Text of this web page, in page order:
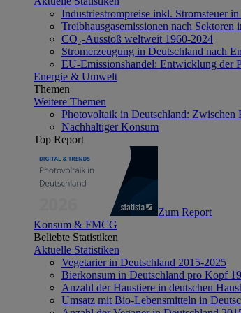
Industriestrompreise inkl. Stromsteuer
Treibhausgasemissionen nach
CO₂-Ausstoß weltweit 1960-2024
Stromerzeugung in Deutschland nach
EU-Emissionshandel: Entwicklung der
Energie & Umwelt
Themen
Weitere Themen
Photovoltaik in Deutschland: Zwischen
Nachhaltiger Konsum
Top Report
Zum Report
Konsum & FMCG
Beliebte Statistiken
Aktuelle Statistiken
Vegetarier in Deutschland 2015-2025
Bierkonsum in Deutschland pro Kopf
Anzahl der Haustiere in deutschen
Umsatz mit Bio-Lebensmitteln in